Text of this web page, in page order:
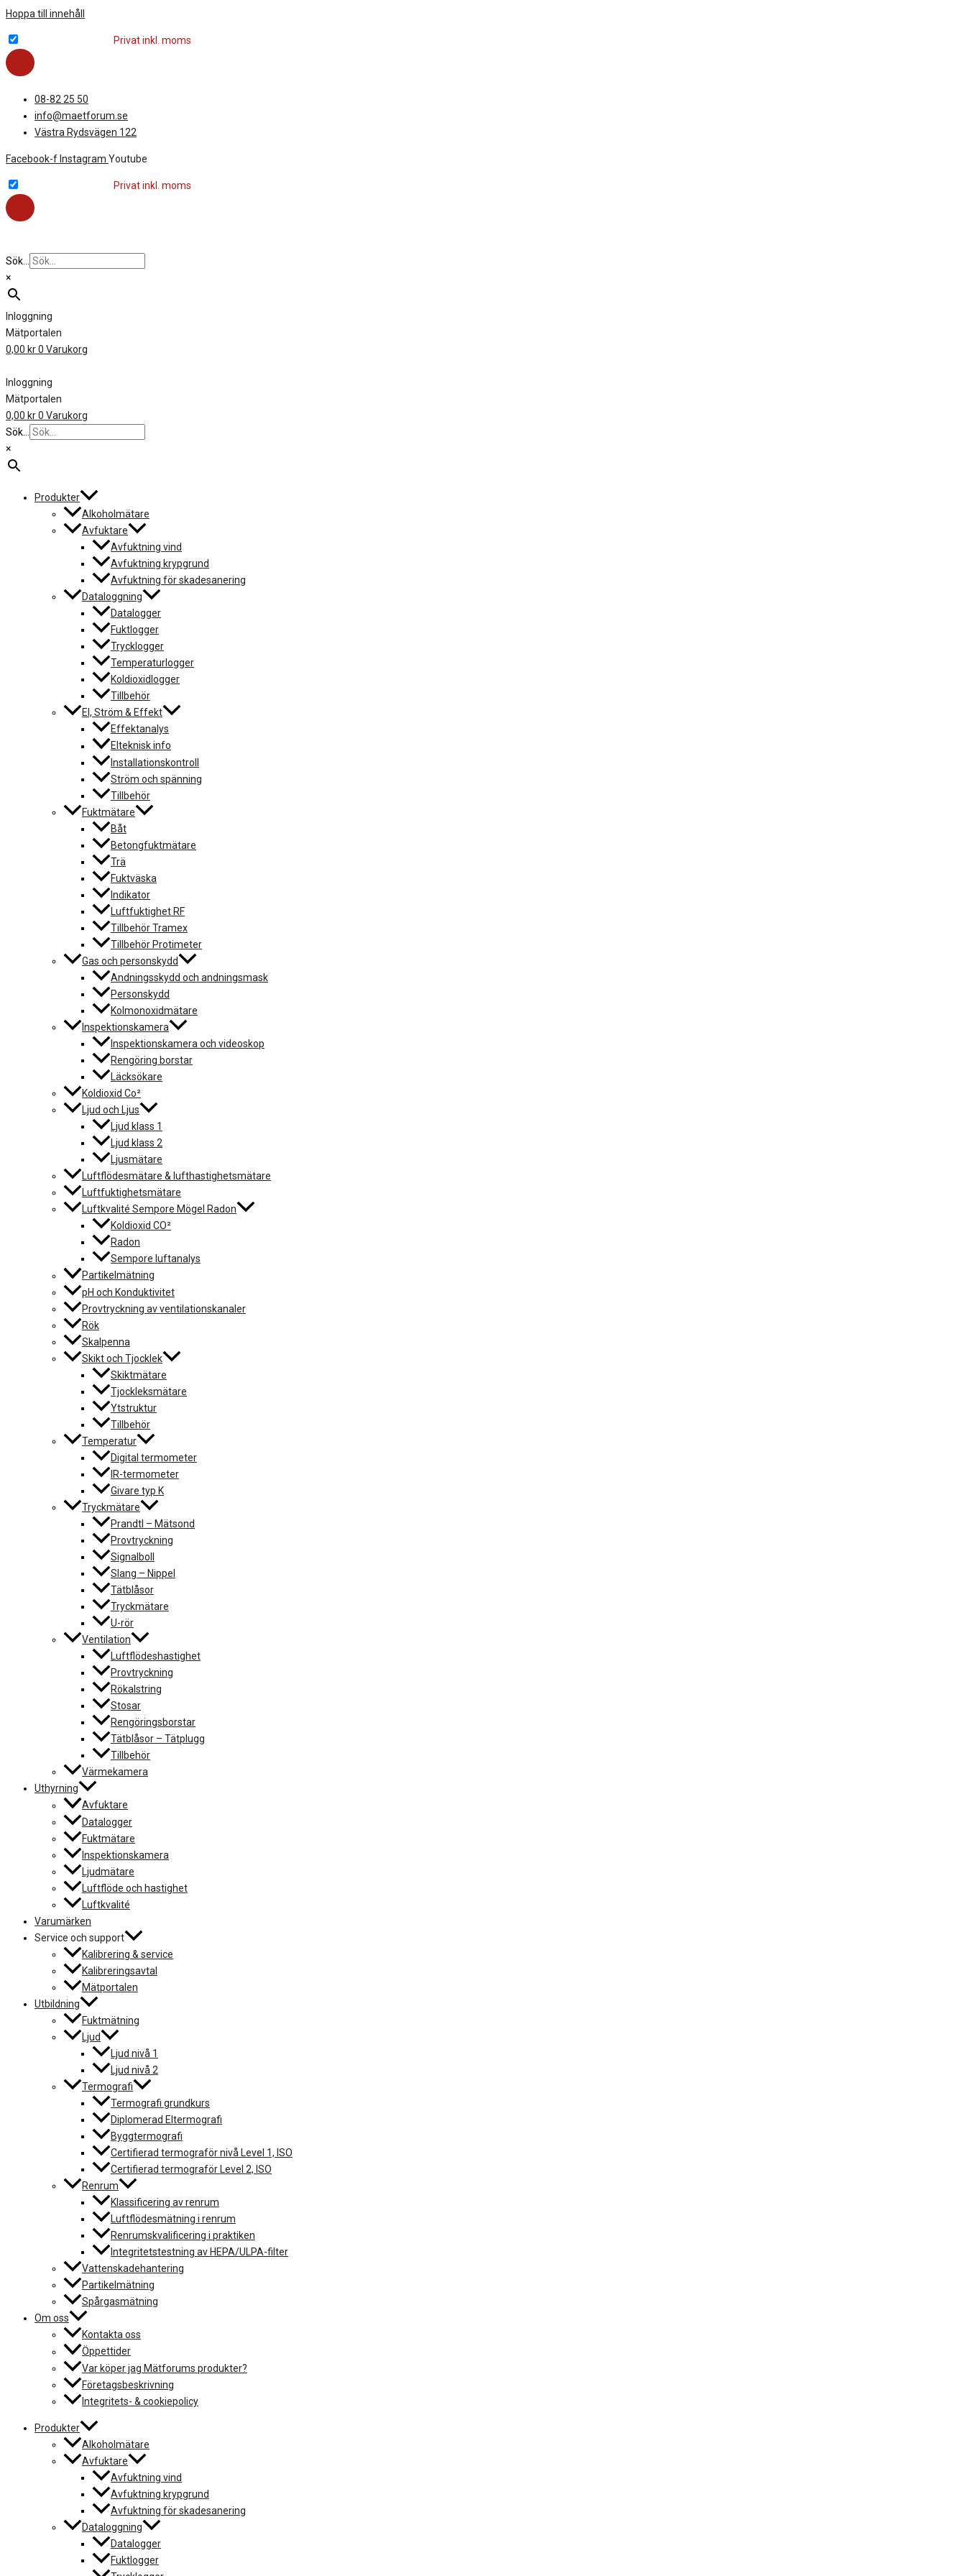
Hoppa till innehåll
Privat inkl. moms
08-82 25 50
info@maetforum.se
Västra Rydsvägen 122
Facebook-f Instagram Youtube
Privat inkl. moms
Sök...
×
Inloggning
Mätportalen
0,00 kr0 Varukorg
Inloggning
Mätportalen
0,00 kr0 Varukorg
Sök...
×
Produkter
Alkoholmätare
Avfuktare
Avfuktning vind
Avfuktning krypgrund
Avfuktning för skadesanering
Dataloggning
Datalogger
Fuktlogger
Trycklogger
Temperaturlogger
Koldioxidlogger
Tillbehör
El, Ström & Effekt
Effektanalys
Elteknisk info
Installationskontroll
Ström och spänning
Tillbehör
Fuktmätare
Båt
Betongfuktmätare
Trä
Fuktväska
Indikator
Luftfuktighet RF
Tillbehör Tramex
Tillbehör Protimeter
Gas och personskydd
Andningsskydd och andningsmask
Personskydd
Kolmonoxidmätare
Inspektionskamera
Inspektionskamera och videoskop
Rengöring borstar
Läcksökare
Koldioxid Co²
Ljud och Ljus
Ljud klass 1
Ljud klass 2
Ljusmätare
Luftflödesmätare & lufthastighetsmätare
Luftfuktighetsmätare
Luftkvalité Sempore Mögel Radon
Koldioxid CO²
Radon
Sempore luftanalys
Partikelmätning
pH och Konduktivitet
Provtryckning av ventilationskanaler
Rök
Skalpenna
Skikt och Tjocklek
Skiktmätare
Tjockleksmätare
Ytstruktur
Tillbehör
Temperatur
Digital termometer
IR-termometer
Givare typ K
Tryckmätare
Prandtl – Mätsond
Provtryckning
Signalboll
Slang – Nippel
Tätblåsor
Tryckmätare
U-rör
Ventilation
Luftflödeshastighet
Provtryckning
Rökalstring
Stosar
Rengöringsborstar
Tätblåsor – Tätplugg
Tillbehör
Värmekamera
Uthyrning
Avfuktare
Datalogger
Fuktmätare
Inspektionskamera
Ljudmätare
Luftflöde och hastighet
Luftkvalité
Varumärken
Service och support
Kalibrering & service
Kalibreringsavtal
Mätportalen
Utbildning
Fuktmätning
Ljud
Ljud nivå 1
Ljud nivå 2
Termografi
Termografi grundkurs
Diplomerad Eltermografi
Byggtermografi
Certifierad termograför nivå Level 1, ISO
Certifierad termograför Level 2, ISO
Renrum
Klassificering av renrum
Luftflödesmätning i renrum
Renrumskvalificering i praktiken
Integritetstestning av HEPA/ULPA-filter
Vattenskadehantering
Partikelmätning
Spårgasmätning
Om oss
Kontakta oss
Öppettider
Var köper jag Mätforums produkter?
Företagsbeskrivning
Integritets- & cookiepolicy
Produkter
Alkoholmätare
Avfuktare
Avfuktning vind
Avfuktning krypgrund
Avfuktning för skadesanering
Dataloggning
Datalogger
Fuktlogger